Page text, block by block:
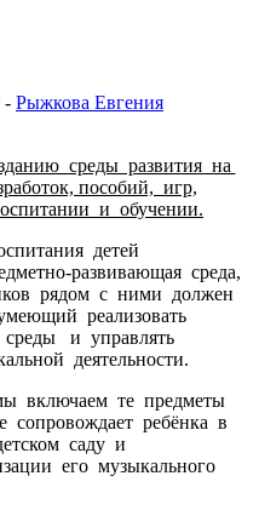
- Рыжкова Евгения
среды развития на
пособий, игр,
и обучении.
детей
развивающая среда,
рядом с ними должен
реализовать
среды и управлять
деятельности.
включаем те предметы
сопровождает ребёнка в
саду и
его музыкального